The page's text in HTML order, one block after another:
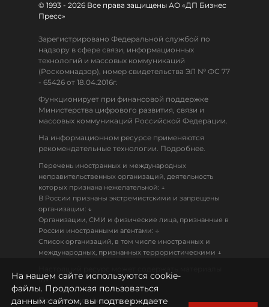
© 1993 - 2026 Все права защищены АО «ДП Бизнес
Пресс»
Зарегистрировано Федеральной службой по
надзору в сфере связи, информационных
технологий и массовых коммуникаций
(Роскомнадзор), номер свидетельства ЭЛ № ФС 77
- 65426 от 18.04.2016г.
Функционирует при финансовой поддержке
Министерства цифрового развития, связи и
массовых коммуникаций Российской Федерации.
На информационном ресурсе применяются
рекомендательные технологии. Подробнее.
Перечень иностранных и международных
неправительственных организаций, деятельность
которых признана нежелательной: ↓
В России признаны экстремистскими и запрещены
организации: ↓
Организации, СМИ и физические лица, признанные в
России иностранными агентами: ↓
Список организаций, в том числе иностранных и
международных, признанных террористическими ↓
18+
Политика конфиденциальности
На нашем сайте используются cookie-
файлы. Продолжая пользоваться
данным сайтом, вы подтверждаете